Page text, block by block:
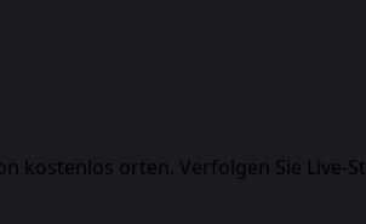
kostenlos orten. Verfolgen Sie